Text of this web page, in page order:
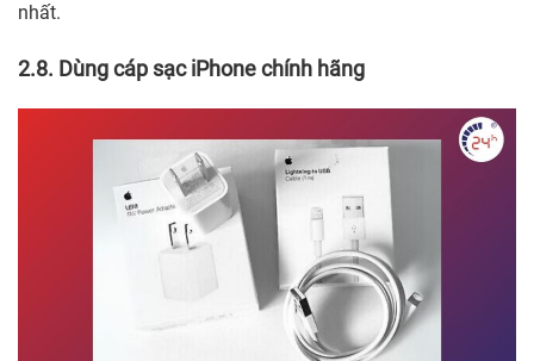
nhất.
2.8. Dùng cáp sạc iPhone chính hãng